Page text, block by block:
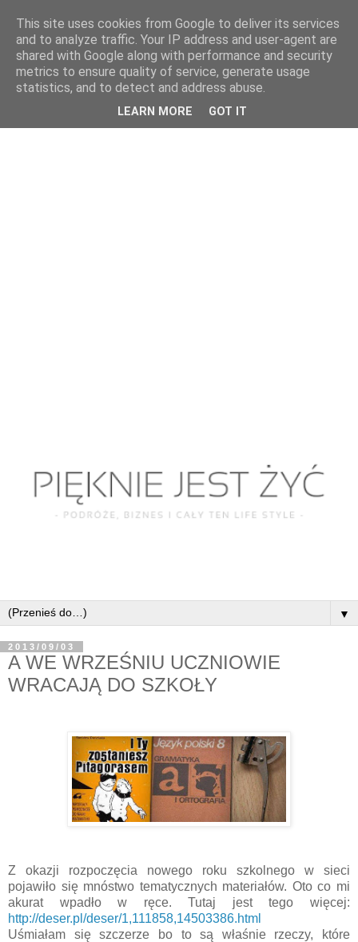
▼
2013/09/03
A WE WRZEŚNIU UCZNIOWIE
WRACAJĄ DO SZKOŁY
Z okazji rozpoczęcia nowego roku szkolnego w sieci
pojawiło się mnóstwo tematycznych materiałów. Oto co mi
akurat wpadło w ręce. Tutaj jest tego więcej:
http://deser.pl/deser/1,111858,14503386.html
Uśmiałam się szczerze bo to są właśnie rzeczy, które
This site uses cookies from Google to deliver its services
and to analyze traffic. Your IP address and user-agent are
shared with Google along with performance and security
metrics to ensure quality of service, generate usage
statistics, and to detect and address abuse.
LEARN MORE GOT IT